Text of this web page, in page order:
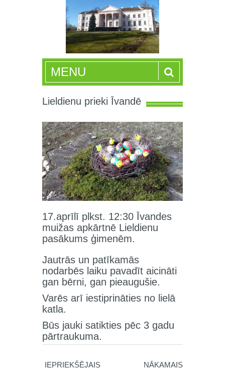
MENU
Lieldienu prieki Īvandē
17.aprīlī plkst. 12:30 Īvandes
muižas apkārtnē Lieldienu
pasākums ģimenēm.
Jautrās un patīkamās
nodarbēs laiku pavadīt aicināti
gan bērni, gan pieaugušie.
Varēs arī iestiprināties no lielā
katla.
Būs jauki satikties pēc 3 gadu
pārtraukuma.
IEPRIEKŠĒJAIS
NĀKAMAIS